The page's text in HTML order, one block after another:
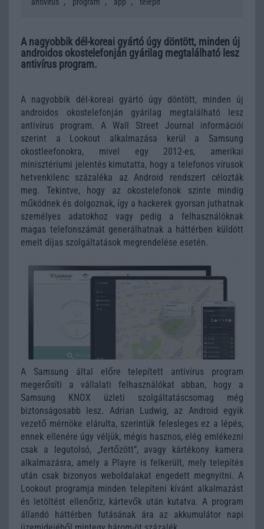
A nagyobbik dél-koreai gyártó úgy döntött, minden új
androidos okostelefonján gyárilag megtalálható lesz
antivírus program.
A nagyobbik dél-koreai gyártó úgy döntött, minden új
androidos okostelefonján gyárilag megtalálható lesz
antivírus program. A Wall Street Journal információi
szerint a Lookout alkalmazása kerül a Samsung
okostleefonokra, mivel egy 2012-es, amerikai
minisztériumi jelentés kimutatta, hogy a telefonos vírusok
hetvenkilenc százaléka az Android rendszert célozták
meg. Tekintve, hogy az okostelefonok szinte mindig
működnek és dolgoznak, így a hackerek gyorsan juthatnak
személyes adatokhoz vagy pedig a felhasználóknak
magas telefonszámát generálhatnak a háttérben küldött
emelt díjas szolgáltatások megrendelése esetén.
A Samsung által előre telepített antivírus program
megerősíti a vállalati felhasználókat abban, hogy a
Samsung KNOX üzleti szolgáltatáscsomag még
biztonságosabb lesz. Adrian Ludwig, az Android egyik
vezető mérnöke elárulta, szerintük felesleges ez a lépés,
ennek ellenére úgy véljük, mégis hasznos, elég emlékezni
csak a legutolsó, „fertőzött”, avagy kártékony kamera
alkalmazásra, amely a Playre is felkerült, mely telepítés
után csak bizonyos weboldalakat engedett megnyitni. A
Lookout programja minden telepíteni kívánt alkalmazást
és letöltést ellenőriz, kártevők után kutatva. A program
állandó háttérben futásának ára az akkumulátor napi